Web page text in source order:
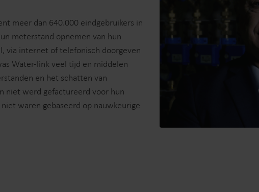
meer dan 640.000 eindgebruikers in
meterstand opnemen van hun
via internet of telefonisch doorgeven
Water-link veel tijd en middelen
en het schatten van
niet werd gefactureerd voor hun
waren gebaseerd op nauwkeurige